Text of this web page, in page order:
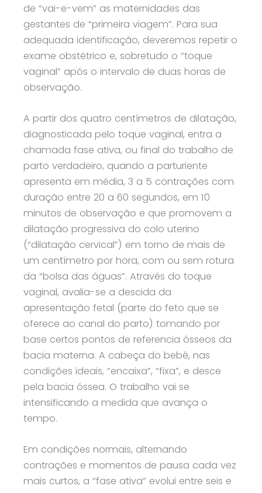
de “vai-e-vem” as maternidades das
gestantes de “primeira viagem”. Para sua
adequada identificação, deveremos repetir o
exame obstétrico e, sobretudo o “toque
vaginal” após o intervalo de duas horas de
observação.
A partir dos quatro centímetros de dilatação,
diagnosticada pelo toque vaginal, entra a
chamada fase ativa, ou final do trabalho de
parto verdadeiro, quando a parturiente
apresenta em média, 3 a 5 contrações com
duração entre 20 a 60 segundos, em 10
minutos de observação e que promovem a
dilatação progressiva do colo uterino
(“dilatação cervical”) em torno de mais de
um centímetro por hora, com ou sem rotura
da “bolsa das águas”. Através do toque
vaginal, avalia-se a descida da
apresentação fetal (parte do feto que se
oferece ao canal do parto) tomando por
base certos pontos de referencia ósseos da
bacia materna. A cabeça do bebê, nas
condições ideais, “encaixa”, “fixa”, e desce
pela bacia óssea. O trabalho vai se
intensificando a medida que avança o
tempo.
Em condições normais, alternando
contrações e momentos de pausa cada vez
mais curtos, a “fase ativa” evolui entre seis e